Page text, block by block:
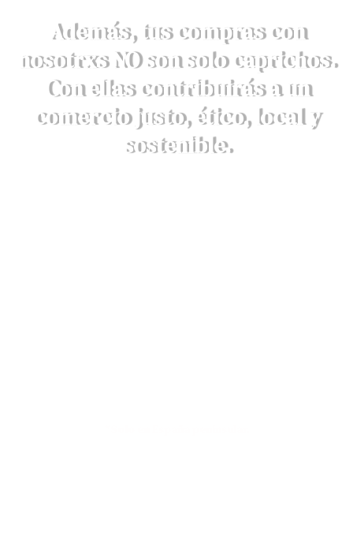
Además, tus compras con
nosotrxs NO son solo caprichos.
Con ellas contribuirás a un
comercio justo, ético, local y
sostenible.